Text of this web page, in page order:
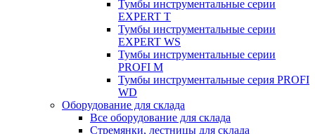
Тумбы инструментальные серии
EXPERT T
Тумбы инструментальные серии
EXPERT WS
Тумбы инструментальные серии
PROFI M
Тумбы инструментальные серия PROFI
WD
Оборудование для склада
Все оборудование для склада
Стремянки, лестницы для склада